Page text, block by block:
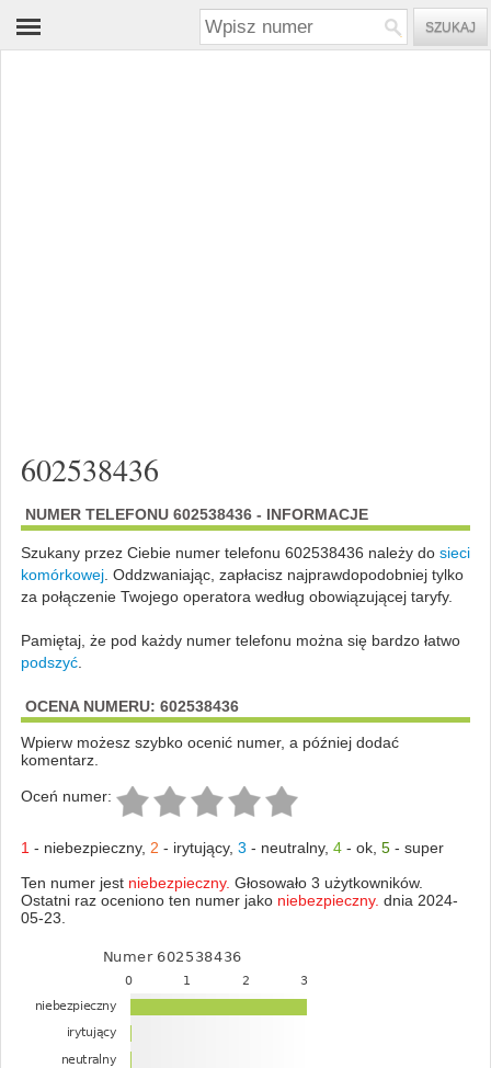
602538436
NUMER TELEFONU 602538436 - INFORMACJE
Szukany przez Ciebie numer telefonu 602538436 należy do sieci
komórkowej. Oddzwaniając, zapłacisz najprawdopodobniej tylko
za połączenie Twojego operatora według obowiązującej taryfy.
Pamiętaj, że pod każdy numer telefonu można się bardzo łatwo
podszyć.
OCENA NUMERU: 602538436
Wpierw możesz szybko ocenić numer, a później dodać
komentarz.
Oceń numer:
1 - niebezpieczny, 2 - irytujący, 3 - neutralny, 4- ok, 5- super
Ten numer jest niebezpieczny. Głosowało 3 użytkowników.
Ostatni raz oceniono ten numer jako niebezpieczny. dnia 2024-
05-23.